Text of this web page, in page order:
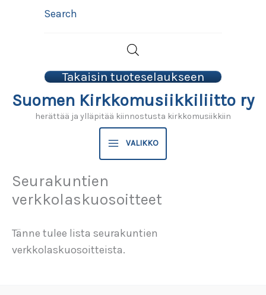
Search
Takaisin tuoteselaukseen
Suomen Kirkkomusiikkiliitto ry
herättää ja ylläpitää kiinnostusta kirkkomusiikkiin
VALIKKO
Seurakuntien
verkkolaskuosoitteet
Tänne tulee lista seurakuntien
verkkolaskuosoitteista.